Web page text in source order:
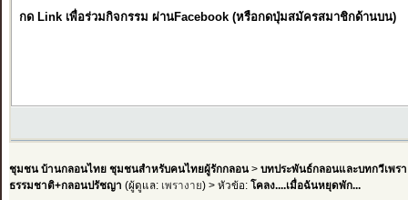
กด Link เพื่อร่วมกิจกรรม ผ่านFacebook (หรือกดปุ่มสมัครสมาชิกด้านบน)
ชุมชน บ้านกลอนไทย ชุมชนสำหรับคนไทยผู้รักกลอน> บทประพันธ์กลอนและบทกวีเพรา
ธรรมชาติ+กลอนปรัชญา (ผู้ดูแล: เพรางาย) > หัวข้อ: โคลง....เมื่อฉันหยุดพัก...